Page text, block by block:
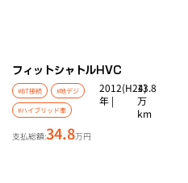
フィットシャトルHVC
#BT接続 #地デジ
#ハイブリッド車
2012(H24)
年 |
13.8
万
km
支払総額:34.8万円